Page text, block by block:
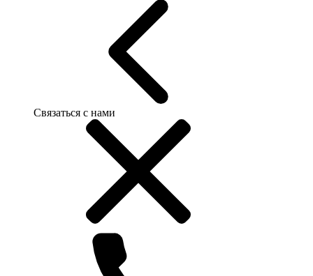
Связаться с нами